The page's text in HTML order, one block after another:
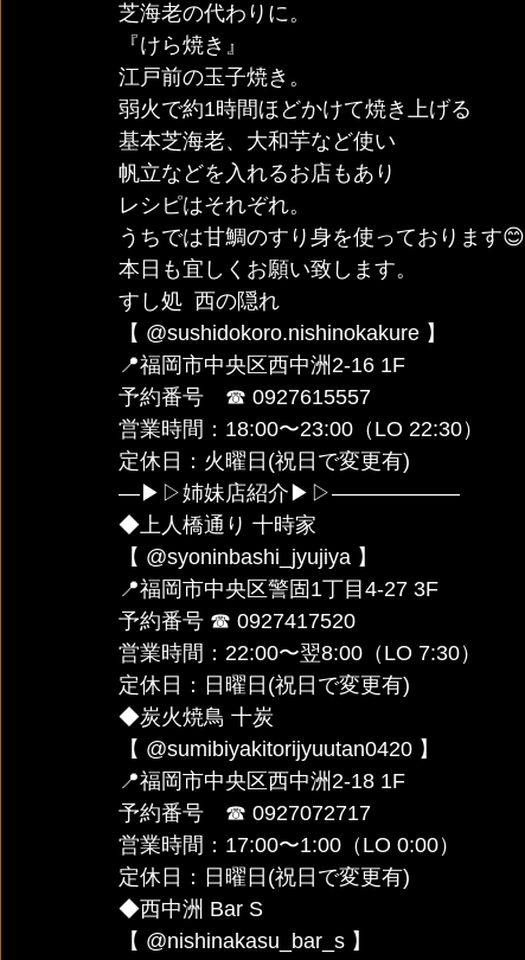
芝海老の代わりに。
『けら焼き』
江戸前の玉子焼き。
弱火で約1時間ほどかけて焼き上げる
基本芝海老、大和芋など使い
帆立などを入れるお店もあり
レシピはそれぞれ。
うちでは甘鯛のすり身を使っております😊
本日も宜しくお願い致します。
すし処  西の隠れ
【 @sushidokoro.nishinokakure 】
📍福岡市中央区西中洲2-16 1F
予約番号　☎︎ 0927615557
営業時間：18:00〜23:00（LO 22:30）
定休日：火曜日(祝日で変更有)
—▶︎▷姉妹店紹介▶︎▷——————
◆上人橋通り 十時家
【 @syoninbashi_jyujiya 】
📍福岡市中央区警固1丁目4-27 3F
予約番号 ☎︎ 0927417520
営業時間：22:00〜翌8:00（LO 7:30）
定休日：日曜日(祝日で変更有)
◆炭火焼鳥 十炭
【 @sumibiyakitorijyuutan0420 】
📍福岡市中央区西中洲2-18 1F
予約番号　☎︎ 0927072717
営業時間：17:00〜1:00（LO 0:00）
定休日：日曜日(祝日で変更有)
◆西中洲 Bar S
【 @nishinakasu_bar_s 】